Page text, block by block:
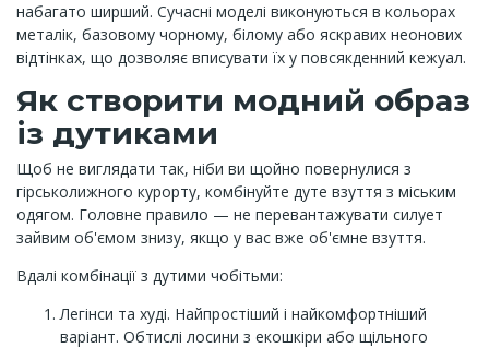
набагато ширший. Сучасні моделі виконуються в кольорах
металік, базовому чорному, білому або яскравих неонових
відтінках, що дозволяє вписувати їх у повсякденний кежуал.
Як створити модний образ
із дутиками
Щоб не виглядати так, ніби ви щойно повернулися з
гірськолижного курорту, комбінуйте дуте взуття з міським
одягом. Головне правило — не перевантажувати силует
зайвим об'ємом знизу, якщо у вас вже об'ємне взуття.
Вдалі комбінації з дутими чобітьми:
Легінси та худі. Найпростіший і найкомфортніший
варіант. Обтислі лосини з екошкіри або щільного